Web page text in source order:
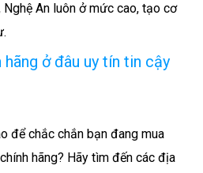
Nghệ An luôn ở mức cao, tạo cơ
hãng ở đâu uy tín tin cậy
để chắc chắn bạn đang mua
hãng? Hãy tìm đến các địa